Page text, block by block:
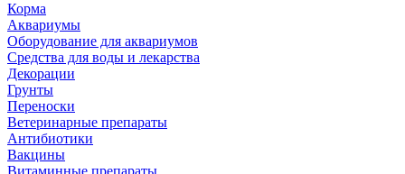
Корма
Аквариумы
Оборудование для аквариумов
Средства для воды и лекарства
Декорации
Грунты
Переноски
Ветеринарные препараты
Антибиотики
Вакцины
Витаминные препараты